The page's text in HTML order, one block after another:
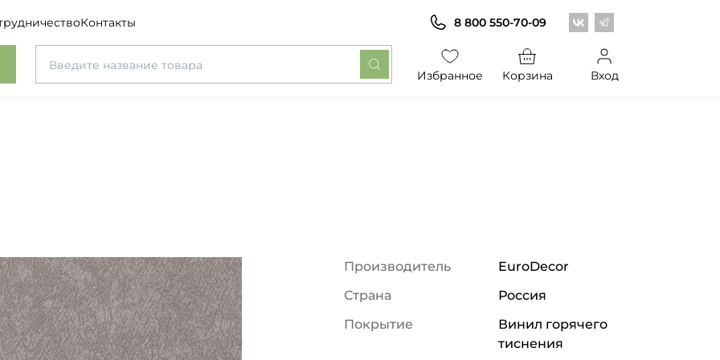
Контакты Центр обоев во
Центр обоев в
8 800 550-70-09
Избранное Корзина Вход
Производитель
EuroDecor
Страна
Россия
Покрытие
Винил горячего
тиснения